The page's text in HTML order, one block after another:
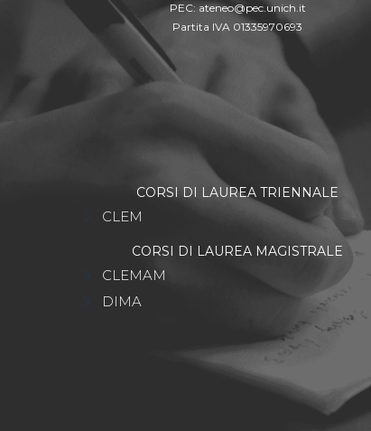
PEC: ateneo@pec.unich.it
Partita IVA 01335970693
CORSI DI LAUREA TRIENNALE
CLEM
CORSI DI LAUREA MAGISTRALE
CLEMAM
DIMA